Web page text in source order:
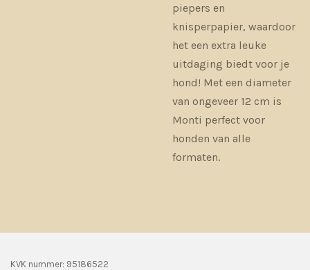
piepers en
knisperpapier, waardoor
het een extra leuke
uitdaging biedt voor je
hond! Met een diameter
van ongeveer 12 cm is
Monti perfect voor
honden van alle
formaten.
KVK nummer: 95186522